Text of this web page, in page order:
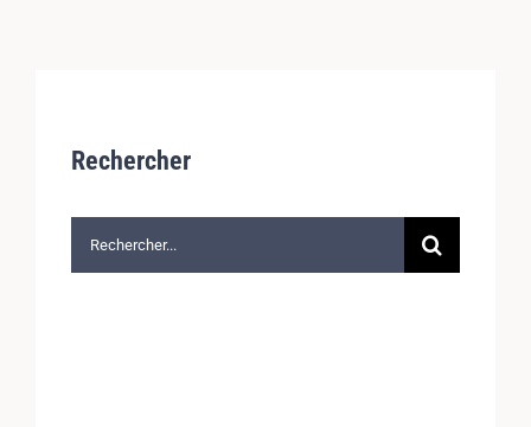
Rechercher
Rechercher: